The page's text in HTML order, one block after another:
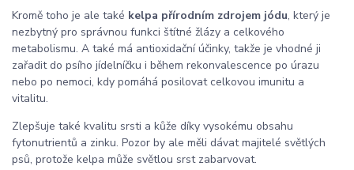
Kromě toho je ale také kelpa přírodním zdrojem jódu, který je
nezbytný pro správnou funkci štítné žlázy a celkového
metabolismu. A také má antioxidační účinky, takže je vhodné ji
zařadit do psího jídelníčku i během rekonvalescence po úrazu
nebo po nemoci, kdy pomáhá posilovat celkovou imunitu a
vitalitu.
Zlepšuje také kvalitu srsti a kůže díky vysokému obsahu
fytonutrientů a zinku. Pozor by ale měli dávat majitelé světlých
psů, protože kelpa může světlou srst zabarvovat.